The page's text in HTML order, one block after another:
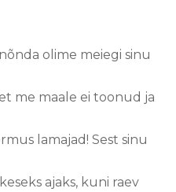
olime meiegi sinu
me maale ei toonud ja
lamajad! Sest sinu
ajaks, kuni raev